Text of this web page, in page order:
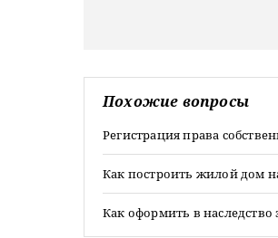
Похожие вопросы
Регистрация права
Как построить жилой дом
Как оформить в